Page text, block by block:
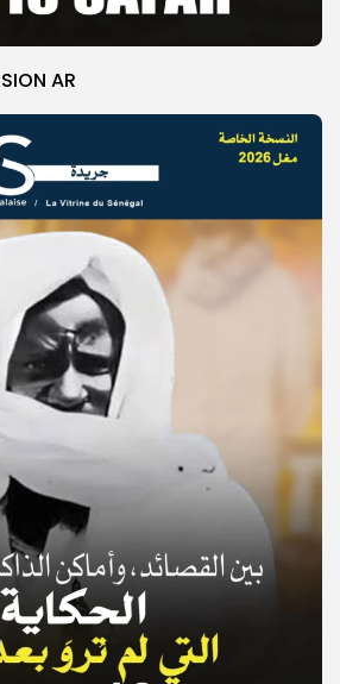
Copyright 2025, APS
AR